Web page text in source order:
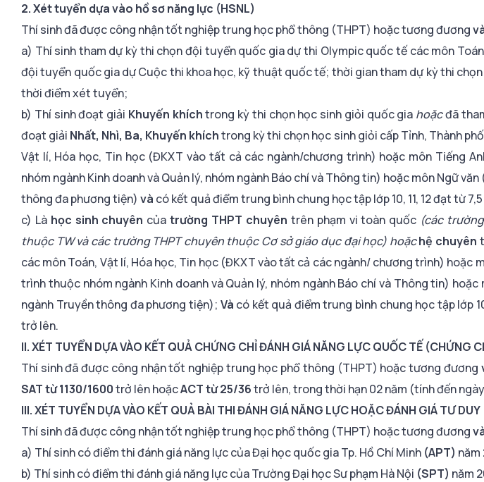
2. Xét tuyển dựa vào hồ sơ năng lực (HSNL)
Thí sinh đã được công nhận tốt nghiệp trung học phổ thông (THPT) hoặc tương đương
a) Thí sinh tham dự kỳ thi chọn đội tuyển quốc gia dự thi Olympic quốc tế các môn
đội tuyển quốc gia dự Cuộc thi khoa học, kỹ thuật quốc tế; thời gian tham dự kỳ thi
thời điểm xét tuyển;
b) Thí sinh đoạt giải Khuyến khíchtrong kỳ thi chọn học sinh giỏi quốc gia hoặcđã
đoạt giải Nhất, Nhì, Ba, Khuyến khíchtrong kỳ thi chọn học sinh giỏi cấp Tỉnh, Thành
Vật lí, Hóa học, Tin học (ĐKXT vào tất cả các ngành/chương trình) hoặc môn Tiếng
nhóm ngành Kinh doanh và Quản lý, nhóm ngành Báo chí và Thông tin) hoặc môn Ngữ
thông đa phương tiện) và có kết quả điểm trung bình chung học tập lớp 10, 11, 12 đạt từ
c) Là học sinh chuyên củatrường THPT chuyên trên phạm vi toàn quốc (các
thuộc TW và các trường THPT chuyên thuộc Cơ sở giáo dục đại học) hoặchệ chuyên
các môn Toán, Vật lí, Hóa học, Tin học (ĐKXT vào tất cả các ngành/ chương trình) hoặc
trình thuộc nhóm ngành Kinh doanh và Quản lý, nhóm ngành Báo chí và Thông tin)
ngành Truyền thông đa phương tiện); Và có kết quả điểm trung bình chung học tập lớp
trở lên.
II. XÉT TUYỂN DỰA VÀO KẾT QUẢ CHỨNG CHỈ ĐÁNH GIÁ NĂNG LỰC QUỐC TẾ (CHỨNG
Thí sinh đã được công nhận tốt nghiệp trung học phổ thông (THPT) hoặc tương đương
SAT từ 1130/1600trở lên hoặcACT từ 25/36trở lên, trong thời hạn 02 năm (tính đến
III. XÉT TUYỂN DỰA VÀO KẾT QUẢ BÀI THI ĐÁNH GIÁ NĂNG LỰC HOẶC ĐÁNH GIÁ TƯ DUY
Thí sinh đã được công nhận tốt nghiệp trung học phổ thông (THPT) hoặc tương đương
a) Thí sinh có điểm thi đánh giá năng lực của Đại học quốc gia Tp. Hồ Chí Minh (APT) năm
b) Thí sinh có điểm thi đánh giá năng lực của Trường Đại học Sư phạm Hà Nội (SPT) năm